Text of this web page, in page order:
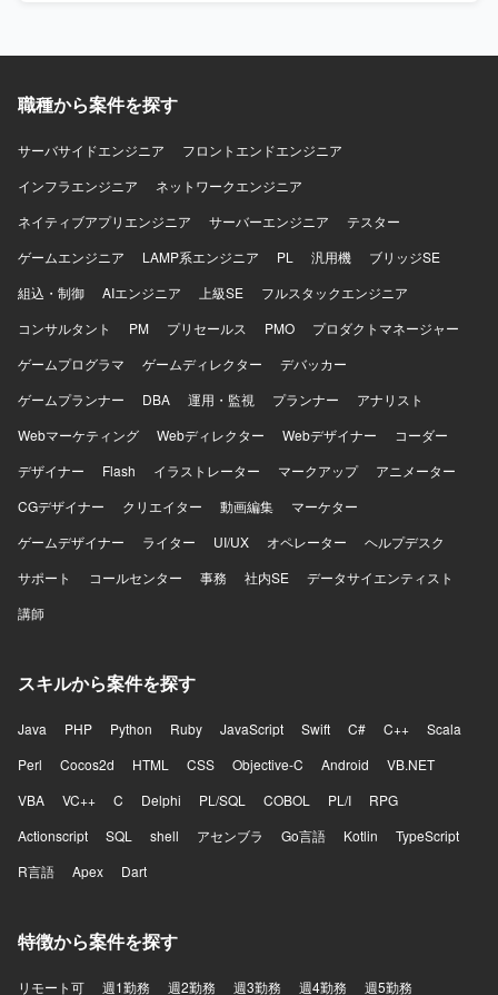
職種から案件を探す
サーバサイドエンジニア
フロントエンドエンジニア
インフラエンジニア
ネットワークエンジニア
ネイティブアプリエンジニア
サーバーエンジニア
テスター
ゲームエンジニア
LAMP系エンジニア PL 汎用機
ブリッジSE
組込・制御
AIエンジニア 上級SE
フルスタックエンジニア
コンサルタント
PM プリセールス PMO
プロダクトマネージャー
ゲームプログラマ
ゲームディレクター
デバッカー
ゲームプランナー
DBA 運用・監視 プランナー
アナリスト
Webマーケティング
Webディレクター Webデザイナー
コーダー
デザイナー
Flash イラストレーター マークアップ
アニメーター
CGデザイナー
クリエイター 動画編集
マーケター
ゲームデザイナー
ライター UI/UX オペレーター
ヘルプデスク
サポート
コールセンター 事務 社内SE
データサイエンティスト
講師
スキルから案件を探す
Java PHP Python Ruby JavaScript Swift C# C++
Scala
Perl
Cocos2d HTML CSS Objective-C Android
VB.NET
VBA
VC++ C Delphi PL/SQL COBOL PL/I
RPG
Actionscript
SQL shell アセンブラ Go言語 Kotlin
TypeScript
R言語
Apex Dart
特徴から案件を探す
リモート可 週1勤務 週2勤務 週3勤務 週4勤務 週5勤務